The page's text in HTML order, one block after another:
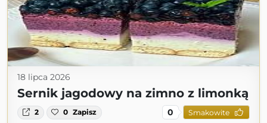
18 lipca 2026
Sernik jagodowy na zimno z limonką
2 0 Zapisz 0 Smakowite